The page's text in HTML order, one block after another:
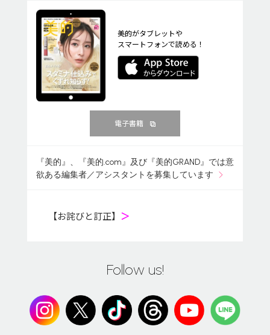
美的がタブレットや
スマートフォンで読める！
電子書籍
『美的』、『美的.com』及び『美的GRAND』では意
欲ある編集者／アシスタントを募集しています
【お詫びと訂正】 ＞
Follow us!